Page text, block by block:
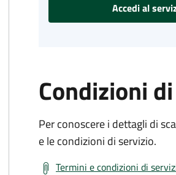
Accedi al
Condizioni
Per conoscere i dettagli di
e le condizioni di servizio.
Termini e condizioni di